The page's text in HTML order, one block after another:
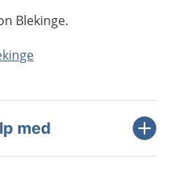
Blekinge.
med